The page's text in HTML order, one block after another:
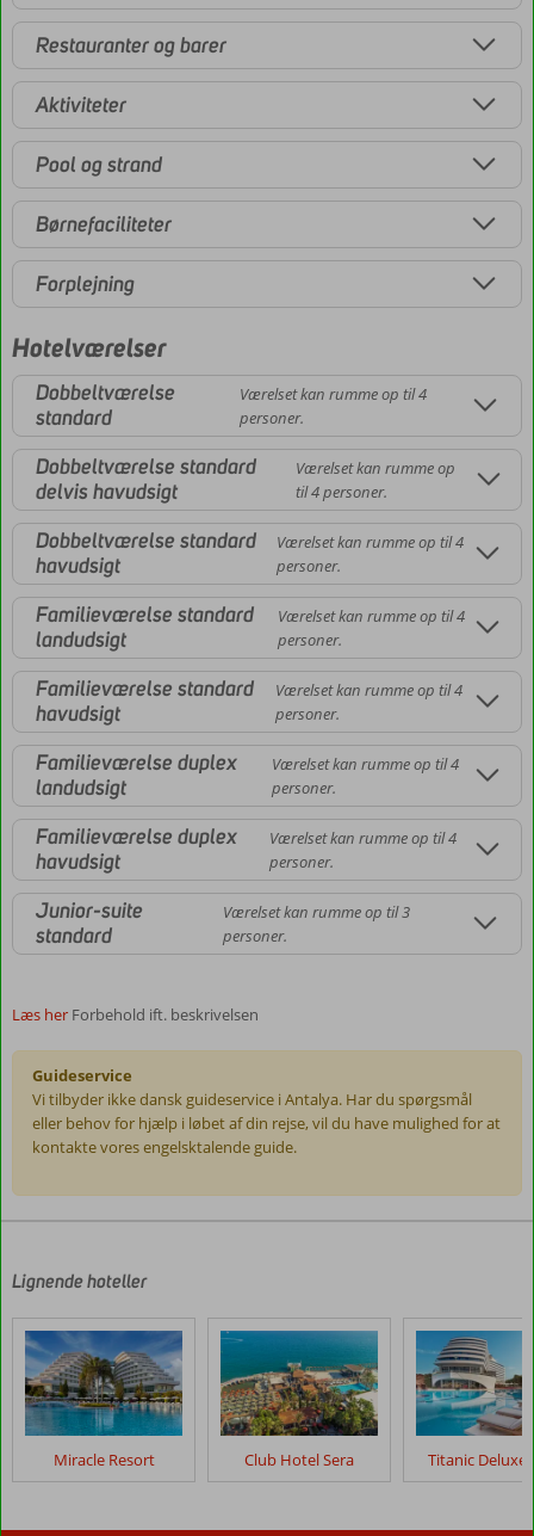
Restauranter og barer
Aktiviteter
Pool og strand
Børnefaciliteter
Forplejning
Hotelværelser
Dobbeltværelse
standard
Værelset kan rumme op til 4
personer.
Dobbeltværelse standard
delvis havudsigt
Værelset kan rumme op
til 4 personer.
Dobbeltværelse standard
havudsigt
Værelset kan rumme op til 4
personer.
Familieværelse standard
landudsigt
Værelset kan rumme op til 4
personer.
Familieværelse standard
havudsigt
Værelset kan rumme op til 4
personer.
Familieværelse duplex
landudsigt
Værelset kan rumme op til 4
personer.
Familieværelse duplex
havudsigt
Værelset kan rumme op til 4
personer.
Junior-suite
standard
Værelset kan rumme op til 3
personer.
Læs her Forbehold ift. beskrivelsen
Guideservice
Vi tilbyder ikke dansk guideservice i Antalya. Har du spørgsmål
eller behov for hjælp i løbet af din rejse, vil du have mulighed for at
kontakte vores engelsktalende guide.
af
kunder
efter
deres
ophold
på
Holiday
Lignende hoteller
Miracle Resort Club Hotel Sera Titanic Deluxe